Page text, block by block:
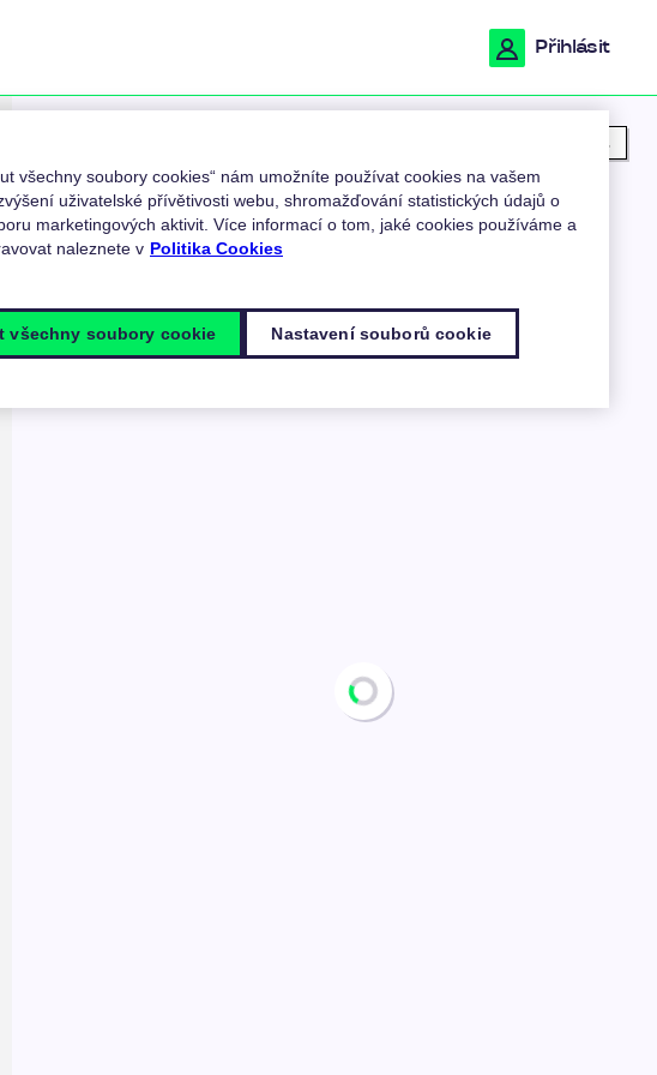
Přihlásit
Moje poloha
všechny soubory cookies“ nám umožníte používat cookies na vašem
uživatelské přívětivosti webu, shromažďování statistických údajů o
marketingových aktivit. Více informací o tom, jaké cookies používáme a
naleznete v Politika Cookies
Nastavení souborů cookie
všechny soubory cookie